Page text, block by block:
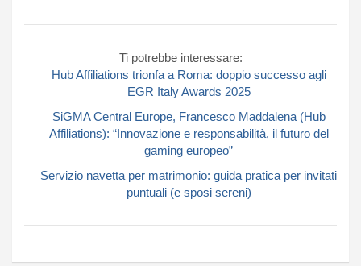
Ti potrebbe interessare:
Hub Affiliations trionfa a Roma: doppio successo agli
EGR Italy Awards 2025
SiGMA Central Europe, Francesco Maddalena (Hub
Affiliations): “Innovazione e responsabilità, il futuro del
gaming europeo”
Servizio navetta per matrimonio: guida pratica per invitati
puntuali (e sposi sereni)